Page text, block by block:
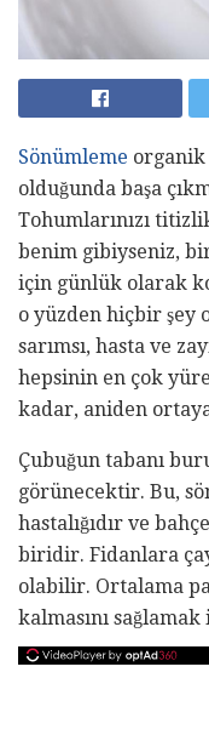
Sönümleme organik
olduğunda başa
Tohumlarınızı
benim gibiyseniz,
için günlük olarak
o yüzden hiçbir şey
sarımsı, hasta ve
hepsinin en çok
kadar, aniden
Çubuğun tabanı
görünecektir. Bu,
hastalığıdır ve
biridir. Fidanlara
olabilir. Ortalama
kalmasını